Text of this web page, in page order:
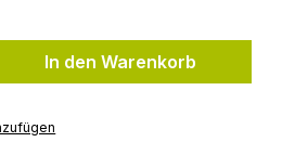
Gib den
In den Warenkorb